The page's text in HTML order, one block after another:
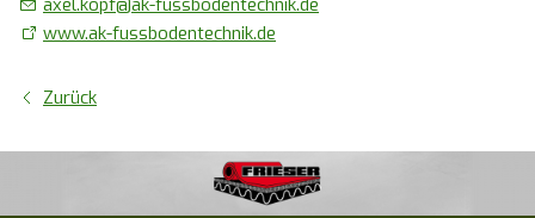
axel.kopf@ak-fussbodentechnik.de
www.ak-fussbodentechnik.de
Zurück